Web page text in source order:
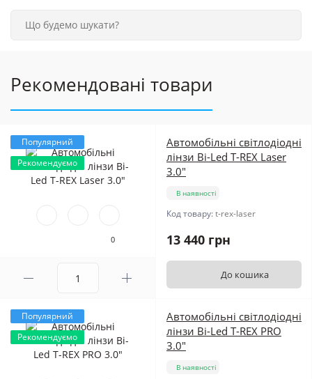
Рекомендовані товари
Популярний
Рекомендуємо
0
Автомобільні світлодіодні
лінзи Bi-Led T-REX Laser
3.0"
В наявності
Код товару:t-rex-laser
13 440 грн
До кошика
Популярний
Рекомендуємо
Автомобільні світлодіодні
лінзи Bi-Led T-REX PRO
3.0"
В наявності